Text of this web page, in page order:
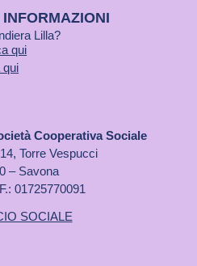
Lilla?
qui
qui
Cooperativa Sociale
Torre Vespucci
– Savona
01725770091
SOCIALE